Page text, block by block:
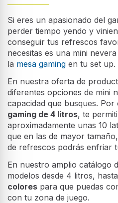
Si eres un apasionado del
perder tiempo yendo y
conseguir tus refrescos
necesitas es una mini
la mesa gaming en tu set up.
En nuestra oferta de
diferentes opciones de mini
capacidad que busques. Por
gaming de 4 litros, te
aproximadamente unas 10
que en las de mayor
de refrescos podrás enfriar
En nuestro amplio catálogo
modelos desde 4 litros,
colores para que puedas
con tu zona de juego.